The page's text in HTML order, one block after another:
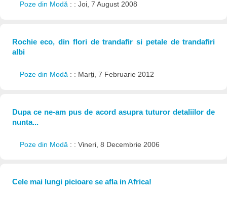
Poze din Modă : : Joi, 7 August 2008
Rochie eco, din flori de trandafir si petale de trandafiri
albi
Poze din Modă : : Marți, 7 Februarie 2012
Dupa ce ne-am pus de acord asupra tuturor detaliilor de
nunta...
Poze din Modă : : Vineri, 8 Decembrie 2006
Cele mai lungi picioare se afla in Africa!